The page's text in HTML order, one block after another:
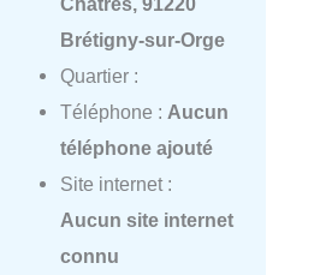
Brétigny-sur-Orge
Quartier :
Téléphone : Aucun
téléphone ajouté
Site internet :
Aucun site internet
connu